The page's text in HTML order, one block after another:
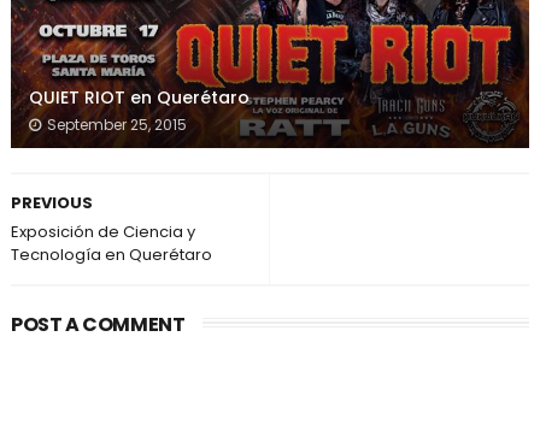
QUIET RIOT en Querétaro
September 25, 2015
PREVIOUS
Exposición de Ciencia y
Tecnología en Querétaro
POST A COMMENT